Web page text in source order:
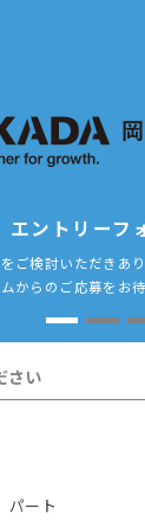
エントリーフ
ご検討いただきあ
からのご応募をお
さい
パート